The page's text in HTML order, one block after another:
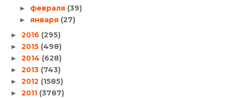
► февраля (39)
► января (27)
► 2016 (295)
► 2015 (498)
► 2014 (628)
► 2013 (743)
► 2012 (1585)
► 2011 (3787)